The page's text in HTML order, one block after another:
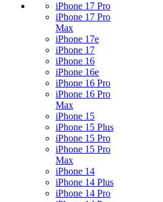
iPhone 17 Pro
iPhone 17 Pro
Max
iPhone 17e
iPhone 17
iPhone 16
iPhone 16e
iPhone 16 Pro
iPhone 16 Pro
Max
iPhone 15
iPhone 15 Plus
iPhone 15 Pro
iPhone 15 Pro
Max
iPhone 14
iPhone 14 Plus
iPhone 14 Pro